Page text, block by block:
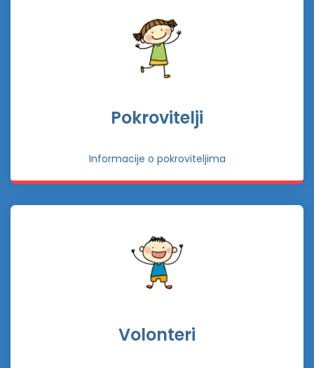
Pokrovitelji
Informacije o pokroviteljima
Volonteri